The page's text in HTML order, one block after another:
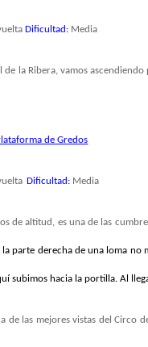
Dificultad: Media
de la Ribera, vamos
de Gredos
Dificultad: Media
de altitud, es una de las
parte derecha de una loma no
subimos hacia la portilla. Al
de las mejores vistas del Circo